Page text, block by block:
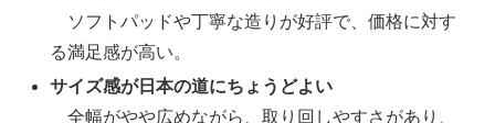
ソフトパッドや丁寧な造りが好評で、価格に対す
る満足感が高い。
サイズ感が日本の道にちょうどよい
全幅がやや広めながら、取り回しやすさがあり、